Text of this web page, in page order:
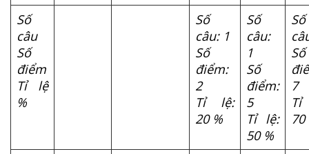
Số
câu
Số
điểm
Tỉ lệ
%
Số
câu: 1
Số
điểm:
2
Tỉ lệ:
20 %
Số
câu:
1
Số
điểm:
5
Tỉ lệ:
50 %
Số
Số
7
Tỉ
70